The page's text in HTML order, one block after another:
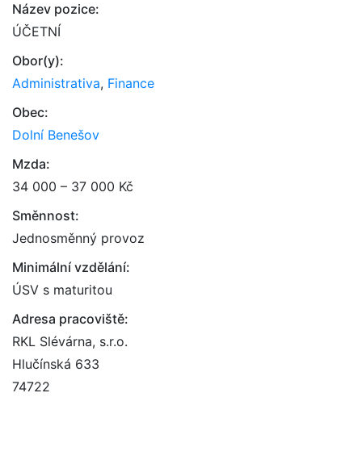
Název pozice:
ÚČETNÍ
Obor(y):
Administrativa, Finance
Obec:
Dolní Benešov
Mzda:
34 000 – 37 000 Kč
Směnnost:
Jednosměnný provoz
Minimální vzdělání:
ÚSV s maturitou
Adresa pracoviště:
RKL Slévárna, s.r.o.
Hlučínská 633
74722